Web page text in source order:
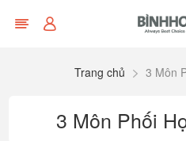
Trang chủ 3 Môn
3 Môn Phối